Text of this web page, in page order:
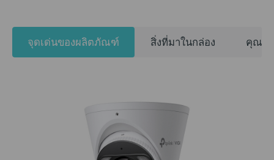
จุดเด่นของผลิตภัณฑ์ สิ่งที่มาในกล่อง คุณส